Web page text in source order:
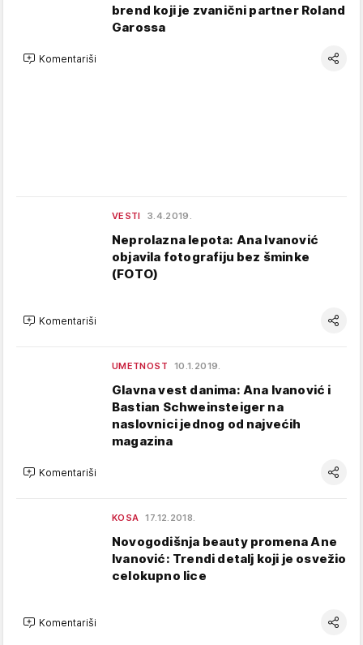
brend koji je zvanični partner Roland
Garossa
Komentariši
VESTI 3.4.2019.
Neprolazna lepota: Ana Ivanović
objavila fotografiju bez šminke
(FOTO)
Komentariši
UMETNOST 10.1.2019.
Glavna vest danima: Ana Ivanović i
Bastian Schweinsteiger na
naslovnici jednog od najvećih
magazina
Komentariši
KOSA 17.12.2018.
Novogodišnja beauty promena Ane
Ivanović: Trendi detalj koji je osvežio
celokupno lice
Komentariši